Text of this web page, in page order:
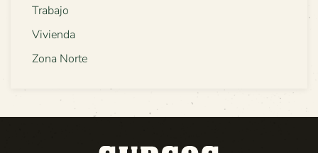
Trabajo
Vivienda
Zona Norte